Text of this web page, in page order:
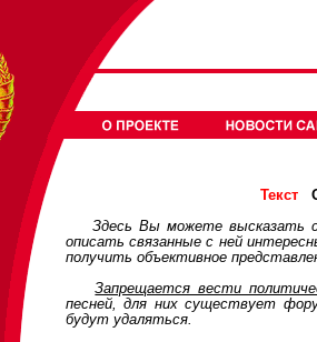
Текст
Здесь Вы можете высказать
описать связанные с ней
получить объективное
Запрещается вести
песней, для них существует
будут удаляться.